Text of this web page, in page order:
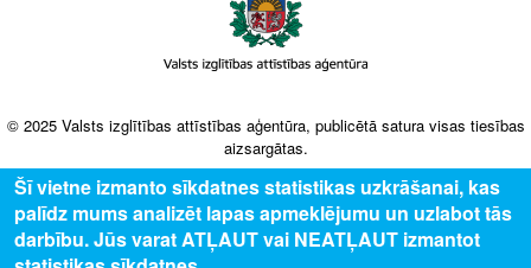
© 2025 Valsts izglītības attīstības aģentūra, publicētā satura visas tiesības
aizsargātas.
Šī vietne izmanto sīkdatnes statistikas uzkrāšanai, kas
palīdz mums analizēt lapas apmeklējumu un uzlabot tās
darbību. Jūs varat ATĻAUT vai NEATĻAUT izmantot